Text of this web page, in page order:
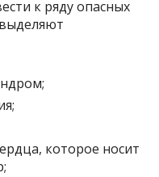
к ряду опасных
которое носит